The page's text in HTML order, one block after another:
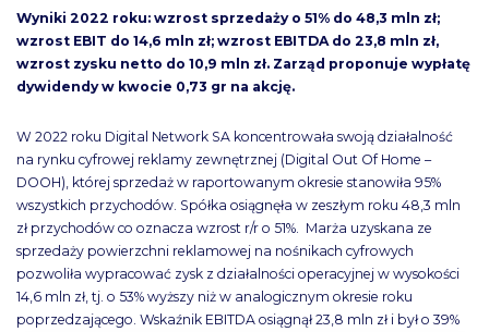
Wyniki 2022 roku: wzrost sprzedaży o 51% do 48,3 mln zł;
wzrost EBIT do 14,6 mln zł; wzrost EBITDA do 23,8 mln zł,
wzrost zysku netto do 10,9 mln zł. Zarząd proponuje wypłatę
dywidendy w kwocie 0,73 gr na akcję.
W 2022 roku Digital Network SA koncentrowała swoją działalność
na rynku cyfrowej reklamy zewnętrznej (Digital Out Of Home –
DOOH), której sprzedaż w raportowanym okresie stanowiła 95%
wszystkich przychodów. Spółka osiągnęła w zeszłym roku 48,3 mln
zł przychodów co oznacza wzrost r/r o 51%. Marża uzyskana ze
sprzedaży powierzchni reklamowej na nośnikach cyfrowych
pozwoliła wypracować zysk z działalności operacyjnej w wysokości
14,6 mln zł, tj. o 53% wyższy niż w analogicznym okresie roku
poprzedzającego. Wskaźnik EBITDA osiągnął 23,8 mln zł i był o 39%